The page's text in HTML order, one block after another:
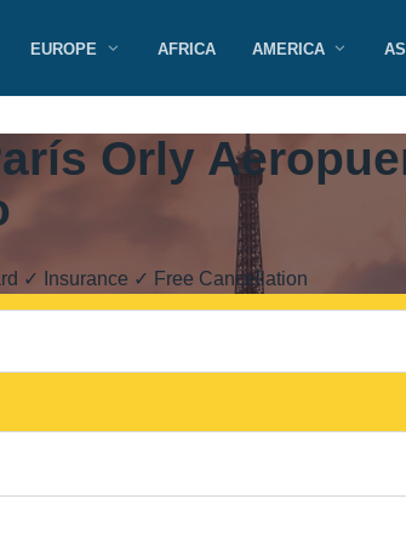
EUROPE AFRICA AMERICA
Orly
✓ Insurance ✓ Free Cancellation